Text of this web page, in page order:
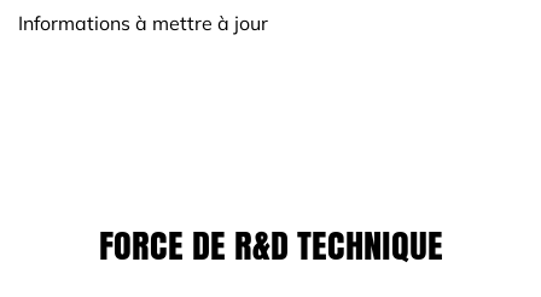
Informations à mettre à jour
FORCE DE R&D TECHNIQUE